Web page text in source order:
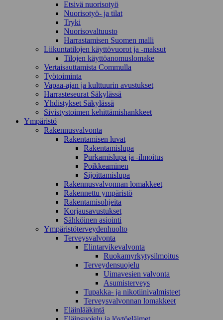
Etsivä nuorisotyö
Nuorisotyö- ja tilat
Tryki
Nuorisovaltuusto
Harrastamisen Suomen malli
Liikuntatilojen käyttövuorot ja -maksut
Tilojen käyttöanomuslomake
Vertaisauttamista Commulla
Työtoiminta
Vapaa-ajan ja kulttuurin avustukset
Harrasteseurat Säkylässä
Yhdistykset Säkylässä
Sivistystoimen kehittämishankkeet
Ympä­ristö
Rakennusvalvonta
Rakentamisen luvat
Rakentamislupa
Purkamislupa ja -ilmoitus
Poikkeaminen
Sijoittamislupa
Rakennusvalvonnan lomakkeet
Rakennettu ympäristö
Rakentamisohjeita
Korjausavustukset
Sähköinen asiointi
Ympäristöterveydenhuolto
Terveysvalvonta
Elintarvikevalvonta
Ruokamyrkytysilmoitus
Terveydensuojelu
Uimavesien valvonta
Asumisterveys
Tupakka- ja nikotiinivalmisteet
Terveysvalvonnan lomakkeet
Eläinlääkintä